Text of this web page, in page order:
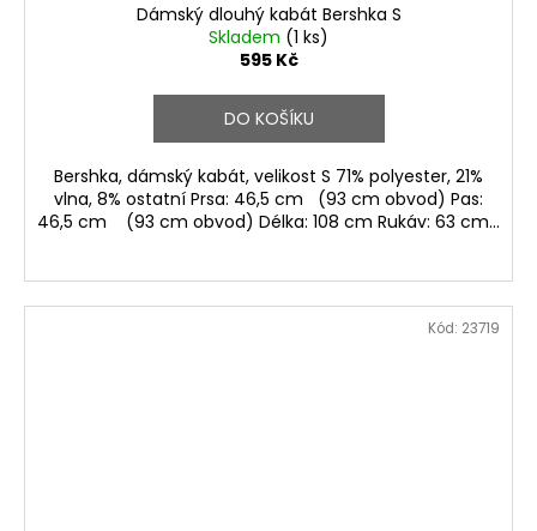
Dámský dlouhý kabát Bershka S
Skladem (1 ks)
595 Kč
DO KOŠÍKU
Bershka, dámský kabát, velikost S 71% polyester, 21%
vlna, 8% ostatní Prsa: 46,5 cm (93 cm obvod) Pas:
46,5 cm (93 cm obvod) Délka: 108 cm Rukáv: 63 cm...
Kód: 23719